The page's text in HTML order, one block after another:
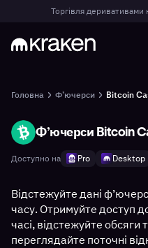
Торгівля деривативами
Головна Ф’ючерси Bitcoin
BCH Ф’ючерси Bitcoin
Доступно на Pro Desktop
Відстежуйте дані
часу. Отримуйте доступ
часі, відстежуйте обсяги
переглядайте поточні